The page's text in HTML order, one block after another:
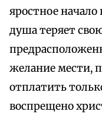
яростное
душа теряет
желание мести,
отплатить
воспрещено